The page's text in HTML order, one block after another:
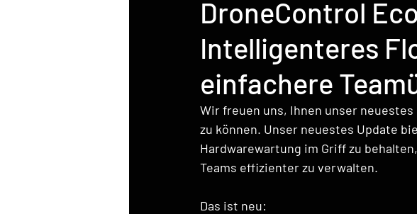
DroneControl
Intelligenteres
einfachere
Wir freuen uns, Ihnen unser
zu können. Unser neuestes Update
Hardwarewartung im Griff zu
Teams effizienter zu verwalten.
Das ist neu: